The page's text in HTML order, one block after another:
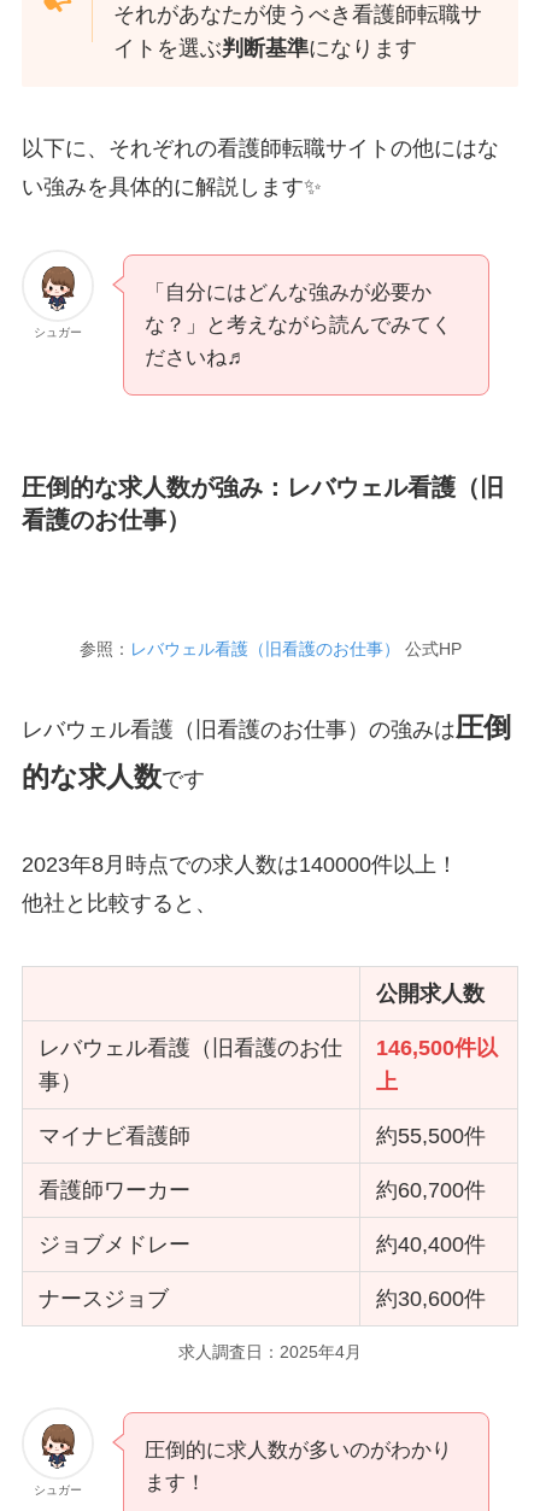
それがあなたが使うべき看護師転職サ
イトを選ぶ判断基準になります
以下に、それぞれの看護師転職サイトの他にはな
い強みを具体的に解説します✨
シュガー
「自分にはどんな強みが必要か
な？」と考えながら読んでみてく
ださいね♬
圧倒的な求人数が強み：レバウェル看護（旧
看護のお仕事）
参照： レバウェル看護（旧看護のお仕事） 公式HP
レバウェル看護（旧看護のお仕事）の強みは圧倒
的な求人数です
2023年8月時点での求人数は140000件以上！
他社と比較すると、
公開求人数
レバウェル看護（旧看護のお仕
事）
146,500件以
上
マイナビ看護師 約55,500件
看護師ワーカー 約60,700件
ジョブメドレー 約40,400件
ナースジョブ 約30,600件
求人調査日：2025年4月
シュガー
圧倒的に求人数が多いのがわかり
ます！